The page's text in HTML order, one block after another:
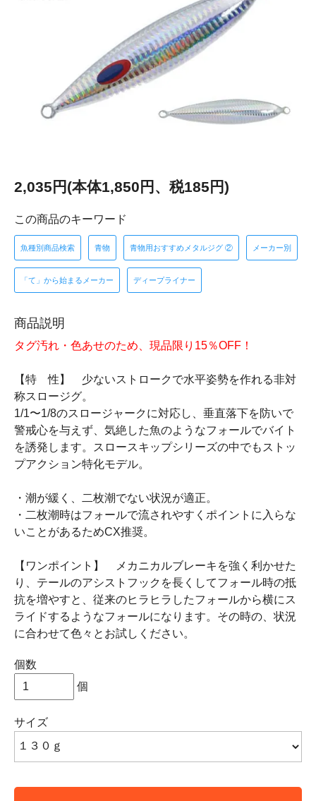
2,035円(本体1,850円、税185円)
この商品のキーワード
魚種別商品検索 青物 青物用おすすめメタルジグ ② メーカー別
「て」から始まるメーカー ディープライナー
商品説明
タグ汚れ・色あせのため、現品限り15％OFF！
【特 性】 少ないストロークで水平姿勢を作れる非対
称スロージグ。
1/1〜1/8のスロージャークに対応し、垂直落下を防いで
警戒心を与えず、気絶した魚のようなフォールでバイト
を誘発します。スロースキップシリーズの中でもストッ
プアクション特化モデル。
・潮が緩く、二枚潮でない状況が適正。
・二枚潮時はフォールで流されやすくポイントに入らな
いことがあるためCX推奨。
【ワンポイント】 メカニカルブレーキを強く利かせた
り、テールのアシストフックを長くしてフォール時の抵
抗を増やすと、従来のヒラヒラしたフォールから横にス
ライドするようなフォールになります。その時の、状況
に合わせて色々とお試しください。
個数
個
サイズ